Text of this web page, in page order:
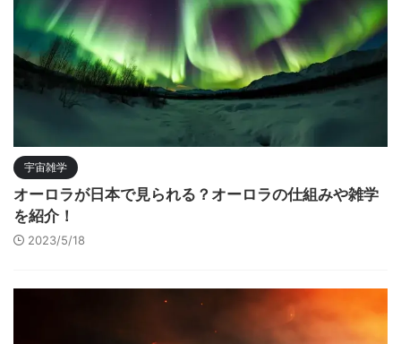
宇宙雑学
オーロラが日本で見られる？オーロラの仕組みや雑学
を紹介！
2023/5/18